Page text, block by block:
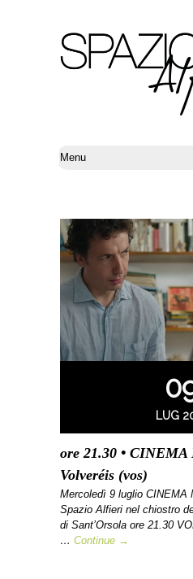
LUG
ore 21.30 •
Volveréis (vos)
Mercoledì 9 luglio CINEMA
Spazio Alfieri nel chiostro
di Sant’Orsola ore 21.30
… Continue →